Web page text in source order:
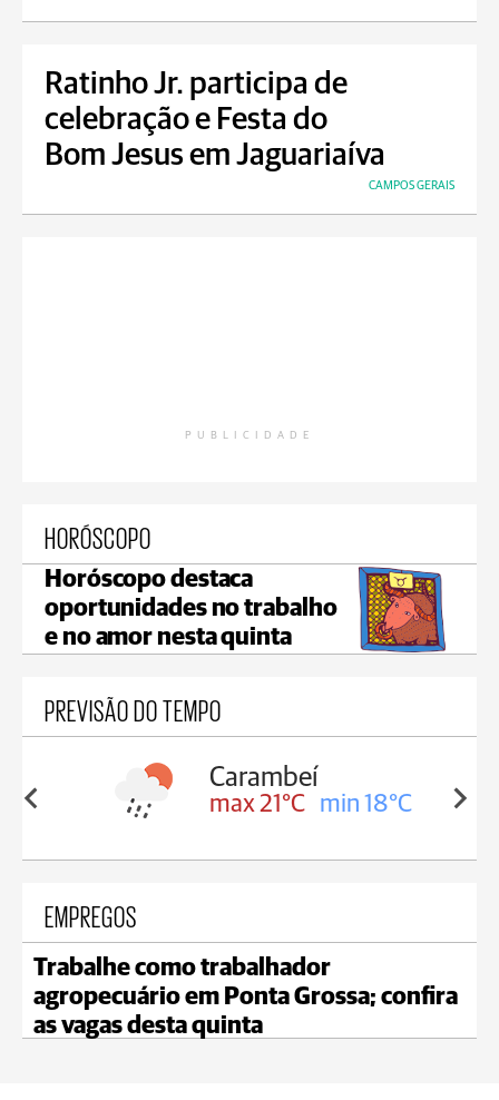
Ratinho Jr. participa de
celebração e Festa do
Bom Jesus em Jaguariaíva
CAMPOS GERAIS
PUBLICIDADE
HORÓSCOPO
Horóscopo destaca
oportunidades no trabalho
e no amor nesta quinta
PREVISÃO DO TEMPO
Carambeí
max 21°C min 18°C max
EMPREGOS
Trabalhe como trabalhador
agropecuário em Ponta Grossa; confira
as vagas desta quinta